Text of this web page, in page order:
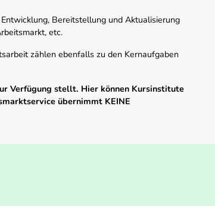
Bereitstellung und Aktualisierung
etc.
zählen ebenfalls zu den Kernaufgaben
Verfügung stellt. Hier können Kursinstitute
übernimmt KEINE